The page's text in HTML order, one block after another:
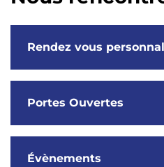
Rendez vous
Portes Ouvertes
Évènements